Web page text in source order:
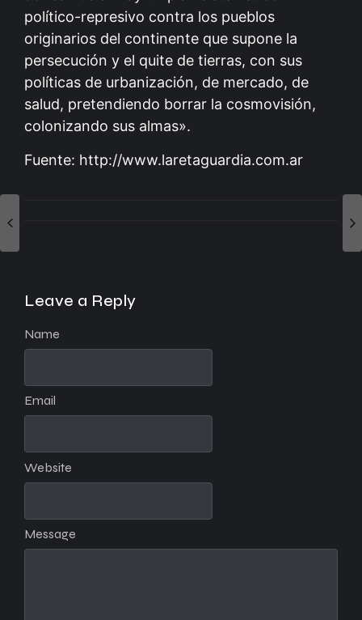
político-represivo contra los pueblos
originarios del continente que supone la
persecución y el quite de tierras, con sus
políticas de urbanización, de mercado, de
salud, pretendiendo borrar la cosmovisión,
colonizando sus almas».
Fuente: http://www.laretaguardia.com.ar
Leave a Reply
Message
Name
Email
Website